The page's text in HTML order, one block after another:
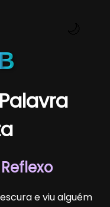
e viu alguém